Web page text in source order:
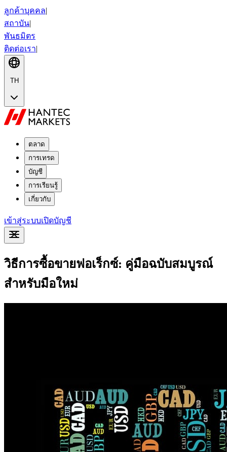
ลูกค้าบุคคล|
สถาบัน|
พันธมิตร
ติดต่อเรา|
TH
ตลาด
การเทรด
บัญชี
การเรียนรู้
เกี่ยวกับ
เข้าสู่ระบบเปิดบัญชี
วิธีการซื้อขายฟอเร็กซ์: คู่มือฉบับสมบูรณ์
สำหรับมือใหม่